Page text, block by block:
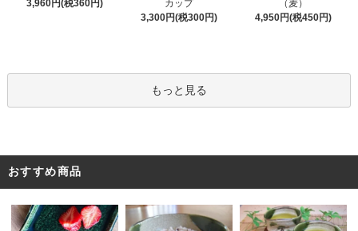
3,960円(税360円)
カップ
3,300円(税300円)
（麦）
4,950円(税450円)
もっと見る
おすすめ商品